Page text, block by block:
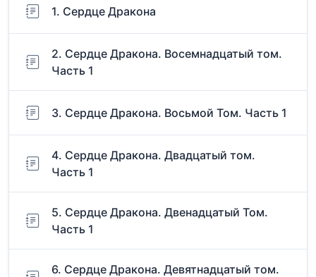
1. Сердце Дракона
2. Сердце Дракона. Восемнадцатый том.
Часть 1
3. Сердце Дракона. Восьмой Том. Часть 1
4. Сердце Дракона. Двадцатый том.
Часть 1
5. Сердце Дракона. Двенадцатый Том.
Часть 1
6. Сердце Дракона. Девятнадцатый том.